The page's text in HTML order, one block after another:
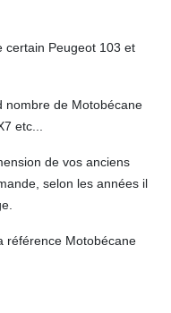
certain Peugeot 103 et
nombre de Motobécane
etc...
de vos anciens
selon les années il
référence Motobécane